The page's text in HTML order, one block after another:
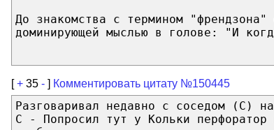
До знакомства с термином
доминирующей мыслью в голове: "И
[+ 35 - ] Комментировать цитату №150445
Разговаривал недавно с соседом (С)
С - Попросил тут у Кольки